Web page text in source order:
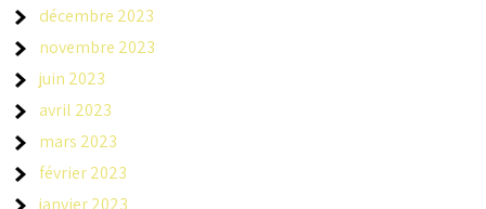
décembre 2023
novembre 2023
juin 2023
avril 2023
mars 2023
février 2023
janvier 2023